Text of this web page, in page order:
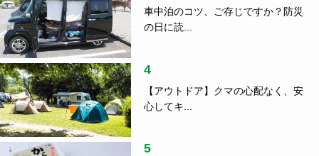
車中泊のコツ、ご存じですか？防災
の日に読...
4
【アウトドア】クマの心配なく、安
心してキ...
5